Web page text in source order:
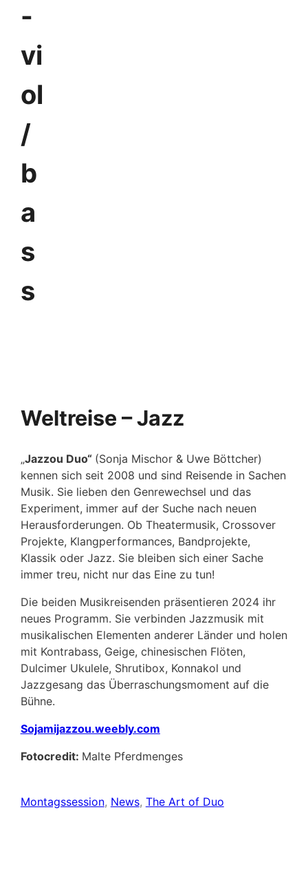
-
vi
ol
/
b
a
s
s
Weltreise – Jazz
„Jazzou Duo“ (Sonja Mischor & Uwe Böttcher)
kennen sich seit 2008 und sind Reisende in Sachen
Musik. Sie lieben den Genrewechsel und das
Experiment, immer auf der Suche nach neuen
Herausforderungen. Ob Theatermusik, Crossover
Projekte, Klangperformances, Bandprojekte,
Klassik oder Jazz. Sie bleiben sich einer Sache
immer treu, nicht nur das Eine zu tun!
Die beiden Musikreisenden präsentieren 2024 ihr
neues Programm. Sie verbinden Jazzmusik mit
musikalischen Elementen anderer Länder und holen
mit Kontrabass, Geige, chinesischen Flöten,
Dulcimer Ukulele, Shrutibox, Konnakol und
Jazzgesang das Überraschungsmoment auf die
Bühne.
Sojamijazzou.weebly.com
Fotocredit: Malte Pferdmenges
Montagssession, News, The Art of Duo